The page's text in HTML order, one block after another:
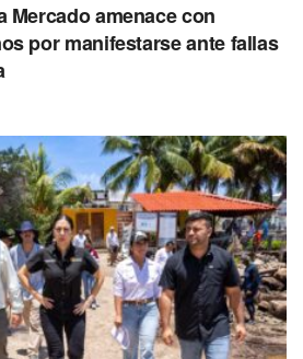
Mercado amenace con
por manifestarse ante fallas